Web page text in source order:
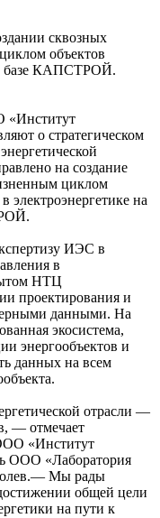
сквозных
объектов
базе КАПСТРОЙ.
«Институт
о стратегическом
на создание
циклом
электроэнергетике на
ИЭС в
в
НТЦ
проектирования и
данными. На
экосистема,
энергообъектов и
данных на всем
отрасли —
— отмечает
«Институт
ООО «Лаборатория
Мы рады
общей цели
на пути к